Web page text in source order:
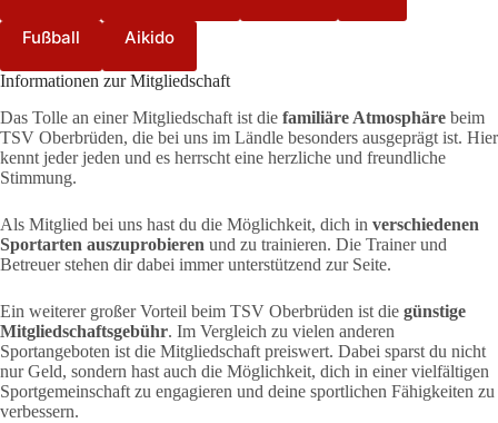
Fußball Aikido
Informationen zur Mitgliedschaft
Das Tolle an einer Mitgliedschaft ist die familiäre Atmosphäre beim
TSV Oberbrüden, die bei uns im Ländle besonders ausgeprägt ist. Hier
kennt jeder jeden und es herrscht eine herzliche und freundliche
Stimmung.
Als Mitglied bei uns hast du die Möglichkeit, dich in verschiedenen
Sportarten auszuprobieren und zu trainieren. Die Trainer und
Betreuer stehen dir dabei immer unterstützend zur Seite.
Ein weiterer großer Vorteil beim TSV Oberbrüden ist die günstige
Mitgliedschaftsgebühr. Im Vergleich zu vielen anderen
Sportangeboten ist die Mitgliedschaft preiswert. Dabei sparst du nicht
nur Geld, sondern hast auch die Möglichkeit, dich in einer vielfältigen
Sportgemeinschaft zu engagieren und deine sportlichen Fähigkeiten zu
verbessern.